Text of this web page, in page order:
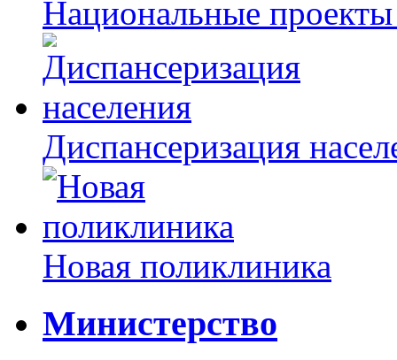
Национальные
Диспансеризация
Новая поликлиника
Министерство